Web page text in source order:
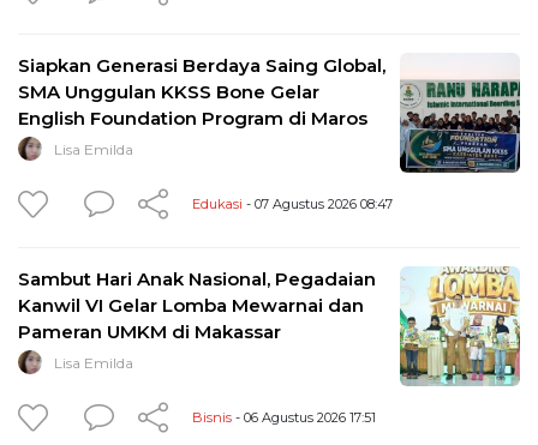
Siapkan Generasi Berdaya Saing Global,
SMA Unggulan KKSS Bone Gelar
English Foundation Program di Maros
Lisa Emilda
Edukasi - 07 Agustus 2026 08:47
Sambut Hari Anak Nasional, Pegadaian
Kanwil VI Gelar Lomba Mewarnai dan
Pameran UMKM di Makassar
Lisa Emilda
Bisnis - 06 Agustus 2026 17:51